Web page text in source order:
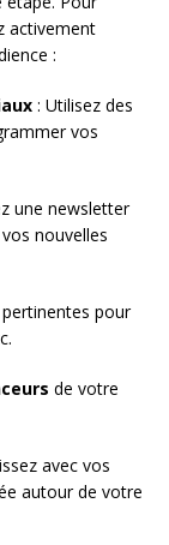
activement
:
: Utilisez des
vos
une newsletter
nouvelles
pertinentes pour
de votre
avec vos
autour de votre